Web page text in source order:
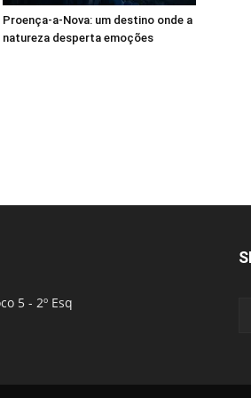
Proença-a-Nova: um destino onde a
natureza desperta emoções
5 - 2º Esq